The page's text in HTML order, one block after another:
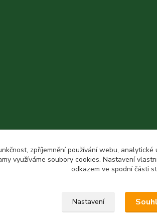
zpříjemnění používání webu,
využíváme soubory cookies. Nastavení
odkazem ve spodní části
Nastavení